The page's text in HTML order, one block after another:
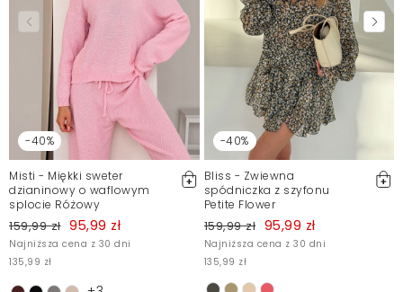
-40%
Misti - Miękki sweter
dzianinowy o waflowym
splocie Różowy
159,99 zł 95,99 zł
Najniższa cena z 30 dni
135,99 zł
-40%
Bliss - Zwiewna
spódniczka z szyfonu
Petite Flower
159,99 zł 95,99 zł
Najniższa cena z 30 dni
135,99 zł